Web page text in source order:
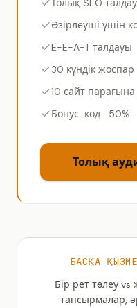
Толық SEO
Әзірлеуші үшін
E-E-A-T талдауы
30 күндік жоспар
10 сайт парағына
Бонус-код −50%
Толық
БАСҚА
Бір рет төлеу
тапсырмалар,